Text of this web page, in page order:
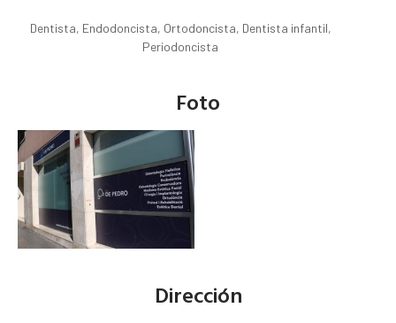
Dentista, Endodoncista, Ortodoncista, Dentista infantil,
Periodoncista
Foto
Dirección